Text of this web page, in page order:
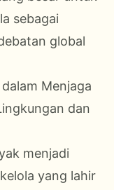
sebagai
global
Menjaga
dan
menjadi
yang lahir